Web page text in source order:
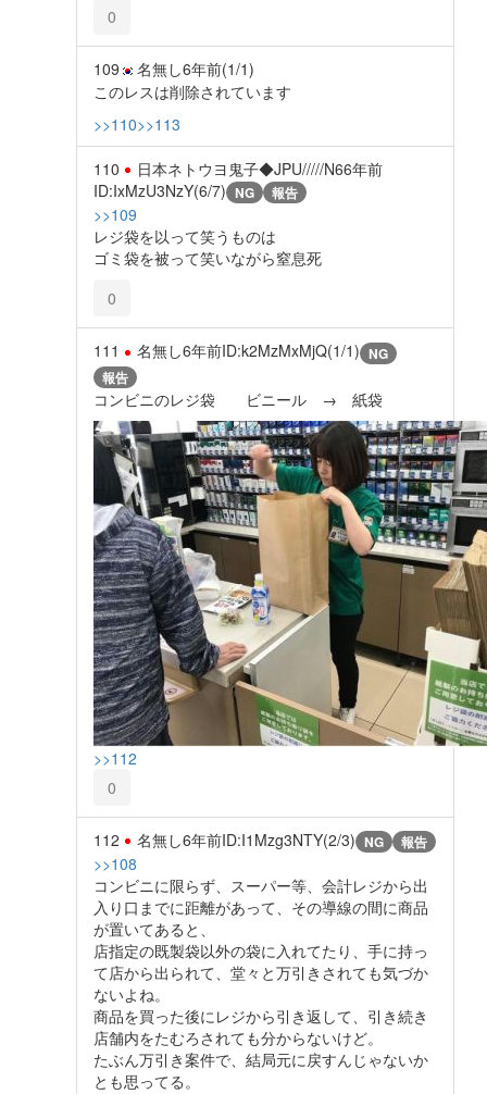
0
109 名無し6年前(1/1)
このレスは削除されています
>>110>>113
110 日本ネトウヨ鬼子◆JPU/////N66年前
ID:IxMzU3NzY(6/7) NG 報告
>>109
レジ袋を以って笑うものは
ゴミ袋を被って笑いながら窒息死
0
111 名無し6年前ID:k2MzMxMjQ(1/1) NG
報告
コンビニのレジ袋 ビニール → 紙袋
>>112
0
112 名無し6年前ID:I1Mzg3NTY(2/3) NG 報告
>>108
コンビニに限らず、スーパー等、会計レジから出
入り口までに距離があって、その導線の間に商品
が置いてあると、
店指定の既製袋以外の袋に入れてたり、手に持っ
て店から出られて、堂々と万引きされても気づか
ないよね。
商品を買った後にレジから引き返して、引き続き
店舗内をたむろされても分からないけど。
たぶん万引き案件で、結局元に戻すんじゃないか
とも思ってる。